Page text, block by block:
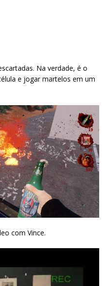
Na verdade, é o
e jogar martelos em um
com Vince.